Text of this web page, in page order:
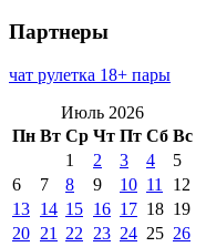
Партнеры
чат рулетка 18+ пары
Июль 2026
Пн Вт Ср Чт Пт Сб Вс
1
2 3 4
5
6
7 8 9 10 11
12
13 14 15 16 17 18 19
20 21 22 23 24 25 26